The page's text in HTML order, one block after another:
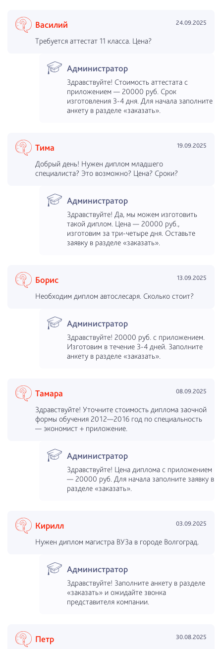
Василий 24.09.2025
Требуется аттестат 11 класса. Цена?
Администратор
Здравствуйте! Стоимость аттестата с
приложением — 20000 руб. Срок
изготовления 3-4 дня. Для начала заполните
анкету в разделе «заказать».
Тима 19.09.2025
Добрый день! Нужен диплом младшего
специалиста? Это возможно? Цена? Сроки?
Администратор
Здравствуйте! Да, мы можем изготовить
такой диплом. Цена — 20000 руб.,
изготовим за три-четыре дня. Оставьте
заявку в разделе «заказать».
Борис 13.09.2025
Необходим диплом автослесаря. Сколько стоит?
Администратор
Здравствуйте! 20000 руб. с приложением.
Изготовим в течение 3-4 дней. Заполните
анкету в разделе «заказать».
Тамара 08.09.2025
Здравствуйте! Уточните стоимость диплома заочной
формы обучения 2012—2016 год по специальность
— экономист + приложение.
Администратор
Здравствуйте! Цена диплома с приложением
— 20000 руб. Для начала заполните заявку в
разделе «заказать».
Кирилл 03.09.2025
Нужен диплом магистра ВУЗа в городе Волгоград.
Администратор
Здравствуйте! Заполните анкету в разделе
«заказать» и ожидайте звонка
представителя компании.
Петр 30.08.2025